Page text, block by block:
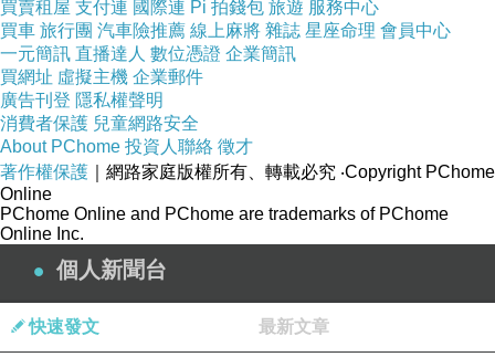
2026-06-27 13:20:06
南宋詩人陸游二十歲時新婚燕爾，採擷菊花做了一
對菊枕並作詩一首，他曾在劍甫詩稿提及「昔年二
十時，尚作菊枕詩。採菊縫枕囊，餘香滿室生。」
在他六十三歲時，有人送來菊花枕囊，而妻子已不
在人世，睹物傷情的他創作兩首菊枕詩：「採得黃
花作枕囊，曲屏深幌悶幽香；喚回四十三年夢，燈
暗無人說斷腸。」
和「少日曾題菊枕詩，囊編殘稿鎖蛛絲；人間萬事
銷磨盡，唯有清香似舊時。」
https://vocus.cc/article/67068abdfd8978000138cdec
買賣租屋 支付連 國際連 Pi 拍錢包 旅遊 服務中心
買車 旅行團 汽車險推薦 線上麻將 雜誌 星座命理 會員中心
一元簡訊 直播達人 數位憑證 企業簡訊
買網址 虛擬主機 企業郵件
廣告刊登 隱私權聲明
消費者保護 兒童網路安全
About PChome 投資人聯絡 徵才
著作權保護 ｜網路家庭版權所有、轉載必究 ‧Copyright PChome
Online
PChome Online and PChome are trademarks of PChome
Online Inc.
個人新聞台
快速發文 最新文章